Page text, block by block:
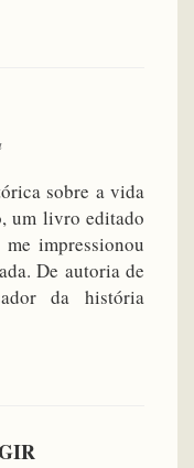
sobre a vida
um livro editado
impressionou
De autoria de
da história